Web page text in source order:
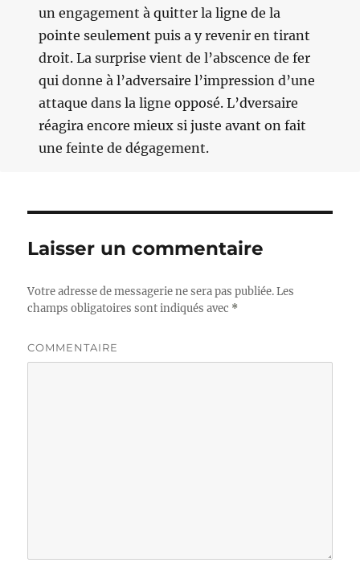
un engagement à quitter la ligne de la
pointe seulement puis a y revenir en tirant
droit. La surprise vient de l’abscence de fer
qui donne à l’adversaire l’impression d’une
attaque dans la ligne opposé. L’dversaire
réagira encore mieux si juste avant on fait
une feinte de dégagement.
Laisser un commentaire
Votre adresse de messagerie ne sera pas publiée.Les
champs obligatoires sont indiqués avec *
COMMENTAIRE